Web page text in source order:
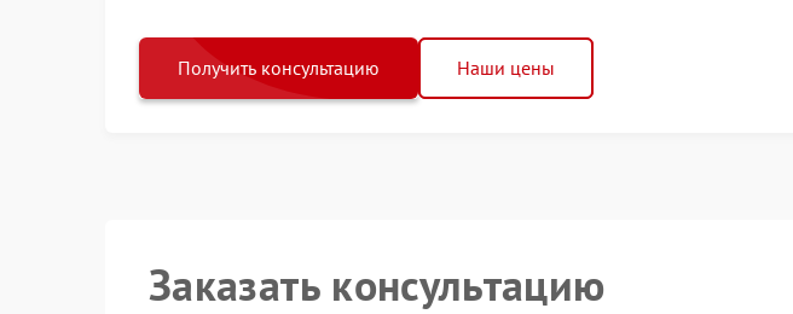
Получить консультацию Наши цены
Заказать консультацию